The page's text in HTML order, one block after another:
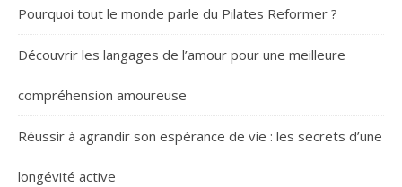
Pourquoi tout le monde parle du Pilates Reformer ?
Découvrir les langages de l’amour pour une meilleure
compréhension amoureuse
Réussir à agrandir son espérance de vie : les secrets d’une
longévité active